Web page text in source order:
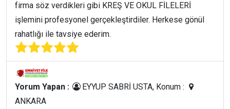
firma söz verdikleri gibi KREŞ VE OKUL FİLELERİ
işlemini profesyonel gerçekleştirdiler. Herkese gönül
rahatlığı ile tavsiye ederim.
Yorum Yapan :
EYYUP SABRİ USTA, Konum :
ANKARA